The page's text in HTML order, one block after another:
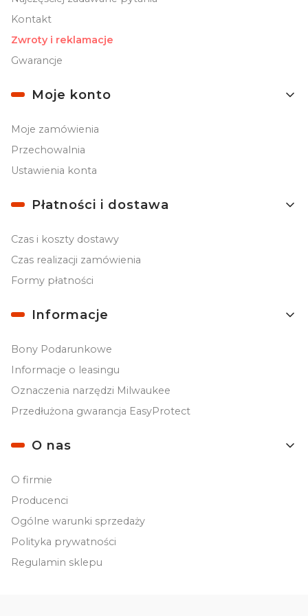
Kontakt
Zwroty i reklamacje
Gwarancje
Moje konto
Moje zamówienia
Przechowalnia
Ustawienia konta
Płatności i dostawa
Czas i koszty dostawy
Czas realizacji zamówienia
Formy płatności
Informacje
Bony Podarunkowe
Informacje o leasingu
Oznaczenia narzędzi Milwaukee
Przedłużona gwarancja EasyProtect
O nas
O firmie
Producenci
Ogólne warunki sprzedaży
Polityka prywatności
Regulamin sklepu